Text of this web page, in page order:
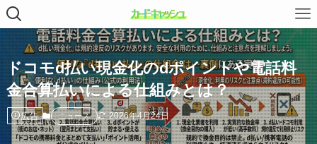
ドコモd払い現金化のdポイントや電話料
金合算払いによる仕組みとは？
広告 ニュース 2026年4月24日